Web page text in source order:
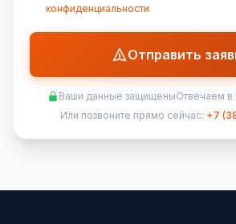
конфиденциальности
Отправить
Ваши данные защищеныОтвечаем
Или позвоните прямо сейчас: +7